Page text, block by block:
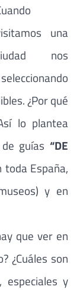
una
nos
¿Por qué
lo plantea
de guías“DE
toda España,
y en
que ver en
¿Cuáles son
especiales y